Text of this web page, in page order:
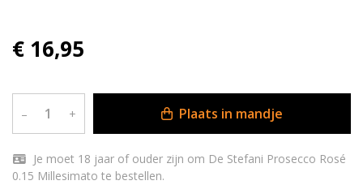
€ 16,95
– + Plaats in mandje
0.15 Millesimato te bestellen.